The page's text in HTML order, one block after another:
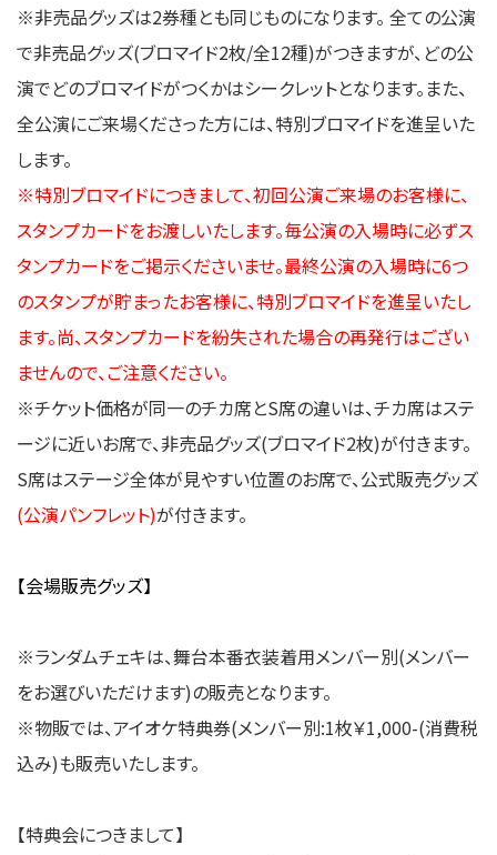
※非売品グッズは2券種とも同じものになります。 全ての公演
で非売品グッズ(ブロマイド2枚/全12種)がつきますが、どの公
演でどのブロマイドがつくかはシークレットとなります。また、
全公演にご来場くださった方には、特別ブロマイドを進呈いた
します。
※特別ブロマイドにつきまして、初回公演ご来場のお客様に、
スタンプカードをお渡しいたします。毎公演の入場時に必ずス
タンプカードをご掲示くださいませ。最終公演の入場時に6つ
のスタンプが貯まったお客様に、特別ブロマイドを進呈いたし
ます。尚、スタンプカードを紛失された場合の再発行はござい
ませんので、ご注意ください。
※チケット価格が同一のチカ席とS席の違いは、チカ席はステ
ージに近いお席で、非売品グッズ(ブロマイド2枚)が付きます。
S席はステージ全体が見やすい位置のお席で、公式販売グッズ
(公演パンフレット)が付きます。
【会場販売グッズ】
※ランダムチェキは、舞台本番衣装着用メンバー別(メンバー
をお選びいただけます)の販売となります。
※物販では、アイオケ特典券(メンバー別:1枚￥1,000-(消費税
込み)も販売いたします。
【特典会につきまして】